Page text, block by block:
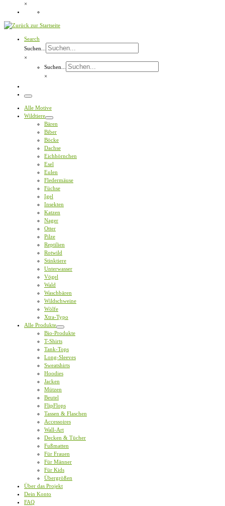
×
Search
Suchen...
×
Suchen...
×
Menü
Alle Motive
Wildtiere
Bären
Biber
Böcke
Dachse
Eichhörnchen
Esel
Eulen
Fledermäuse
Füchse
Igel
Insekten
Katzen
Nager
Otter
Pilze
Reptilien
Rotwild
Stinktiere
Unterwasser
Vögel
Wald
Waschbären
Wildschweine
Wölfe
Xtra-Typo
Alle Produkte
Bio-Produkte
T-Shirts
Tank-Tops
Long-Sleeves
Sweatshirts
Hoodies
Jacken
Mützen
Beutel
FlipFlops
Tassen & Flaschen
Accessoires
Wall-Art
Decken & Tücher
Fußmatten
Für Frauen
Für Männer
Für Kids
Übergrößen
Über das Projekt
Dein Konto
FAQ